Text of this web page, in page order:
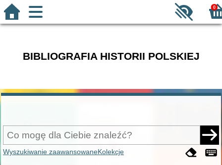
0
BIBLIOGRAFIA HISTORII POLSKIEJ
Wyszukiwanie zaawansowaneKolekcje